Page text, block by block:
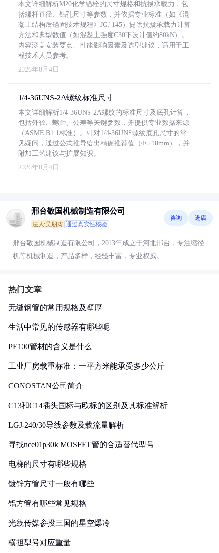
本文详细解析M20化学锚栓的尺寸规格和抗拔承载力，包
括螺杆直径、钻孔尺寸等参数，并依据专业标准（如《混
凝土结构后锚固技术规程》JGJ 145）提供抗拔承载力计算
方法和典型数值（如混凝土强度C30下设计值约80kN）。
内容涵盖安装要点、性能影响因素及选型建议，适用于工
程技术人员参考。
2026年8月4日
1/4-36UNS-2A螺纹标准尺寸
本文详细解析1/4-36UNS-2A螺纹的标准尺寸及底孔计算，
包括外径、螺距、公差等关键参数，并提供专业数据来源
（ASME B1.1标准）。针对1/4-36UNS螺纹底孔尺寸的常
见疑问，通过公式推导给出精确推荐值（Φ5.18mm），并
附加工艺建议与扩展知识。
2026年8月4日
邢台敬国机械制造有限公司
法人:吴朋涛 通过真实性核验
咨询 进店
邢台敬国机械制造有限公司，2013年成立于河北邢台，专注缩径
机等机械制造，产品多样，经验丰富，专业权威。
热门文章
无缝钢管的常用规格及壁厚
生活中常见的传感器有哪些呢
PE100管材的含义是什么
工业厂房载重标准：一平方米能承受多少公斤
CONOSTAN公司简介
C13和C14插头国标与欧标的区别及其标准解析
LGJ-240/30导线参数及载流量解析
寻找nce01p30k MOSFET管的合适替代型号
电梯的尺寸有哪些规格
镀锌方管尺寸一般有哪些
铝方管有哪些常见规格
光线传媒参投三国的星空爆冷
横担型号对应重量